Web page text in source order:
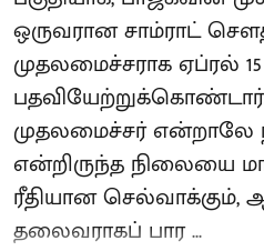
ஒருவரான சாம்ராட்
முதலமைச்சராக ஏப்ரல்
முதலமைச்சர் என்றாலே
என்றிருந்த நிலையை
ரீதியான
தலைவராகப் பார ...